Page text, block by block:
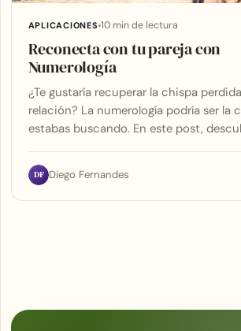
APLICACIONES 10 min de lectura
Reconecta con tu pareja con
Numerología
¿Te gustaría recuperar la chispa
relación? La numerología podría ser la
estabas buscando. En este post,
DF Diego Fernandes